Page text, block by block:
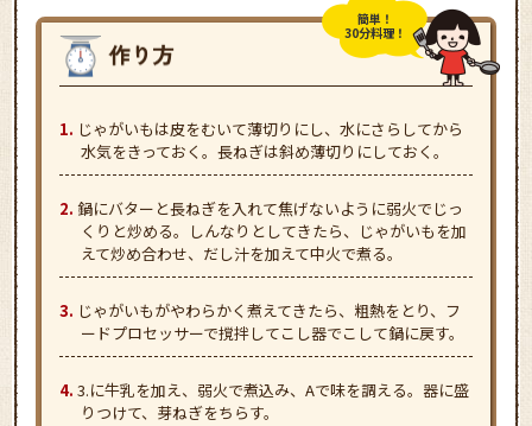
簡単！
30分料理！
じゃがいもは皮をむいて薄切りにし、水にさらしてから
水気をきっておく。長ねぎは斜め薄切りにしておく。
鍋にバターと長ねぎを入れて焦げないように弱火でじっ
くりと炒める。しんなりとしてきたら、じゃがいもを加
えて炒め合わせ、だし汁を加えて中火で煮る。
じゃがいもがやわらかく煮えてきたら、粗熱をとり、フ
ードプロセッサーで撹拌してこし器でこして鍋に戻す。
3.に牛乳を加え、弱火で煮込み、Aで味を調える。器に盛
りつけて、芽ねぎをちらす。